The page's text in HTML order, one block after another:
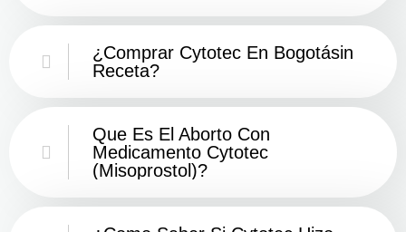
¿Comprar Cytotec En Bogotásin
Receta?
Que Es El Aborto Con
Medicamento Cytotec
(misoprostol)?